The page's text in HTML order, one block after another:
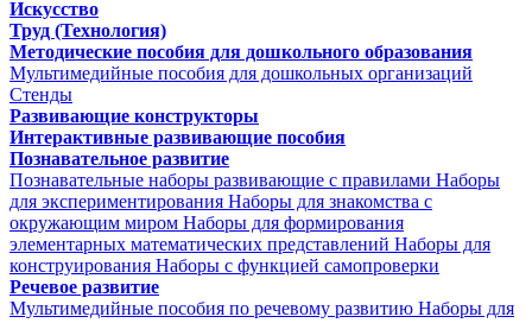
Искусство
Труд (Технология)
Методические пособия для дошкольного образования
Мультимедийные пособия для дошкольных организаций
Стенды
Развивающие конструкторы
Интерактивные развивающие пособия
Познавательное развитие
Познавательные наборы развивающие с правилами Наборы
для экспериментирования Наборы для знакомства с
окружающим миром Наборы для формирования
элементарных математических представлений Наборы для
конструирования Наборы с функцией самопроверки
Речевое развитие
Мультимедийные пособия по речевому развитию Наборы для